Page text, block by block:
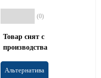
(0)
Товар снят с
производства
Альтернатива